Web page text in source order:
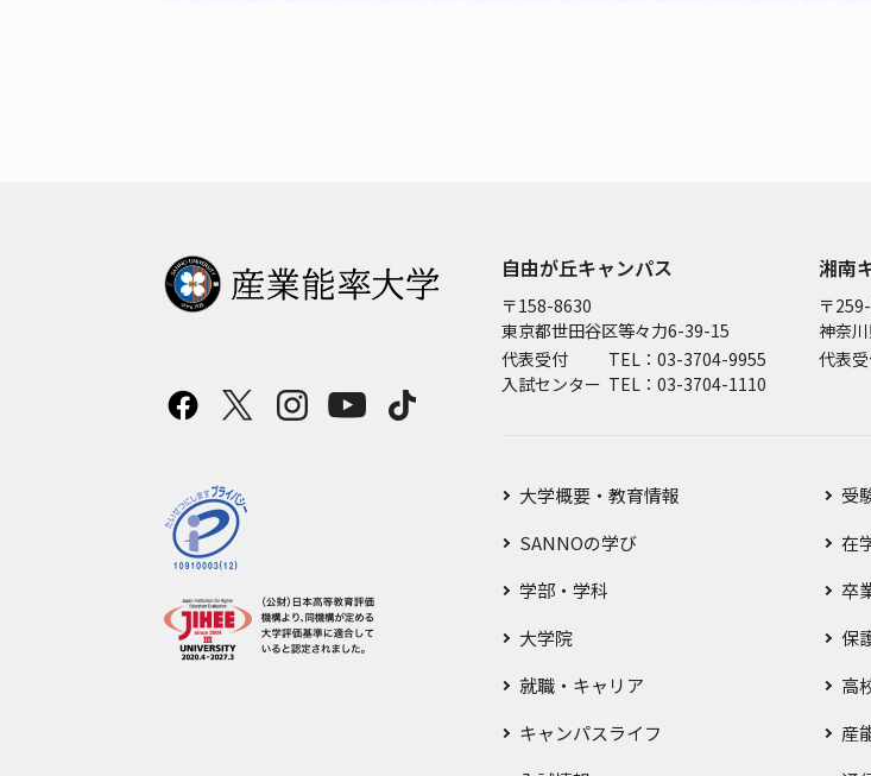
自由が丘キャンパス
〒158-8630
東京都世田谷区等々力6-39-15
代表受付
TEL：03-3704-9955
入試センター TEL：03-3704-1110
湘南
〒
神奈
代表
大学概要・教育情報
SANNOの学び
学部・学科
大学院
就職・キャリア
キャンパスライフ
受
在
卒
保
高
産